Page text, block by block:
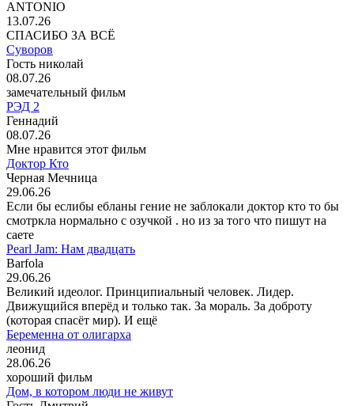
ANTONIO
13.07.26
СПАСИБО ЗА ВСЁ
Суворов
Гость николай
08.07.26
замечательный фильм
РЭД 2
Геннадий
08.07.26
Мне нравится этот фильм
Доктор Кто
Черная Мечница
29.06.26
Если бы еслибы ебланы гение не заблокали доктор кто то бы
смотркла нормально с озучкой . но из за того что пишут на
саете
Pearl Jam: Нам двадцать
Barfola
29.06.26
Великий идеолог. Принципиальный человек. Лидер.
Движущийся вперёд и только так. За мораль. За доброту
(которая спасёт мир). И ещё
Беременна от олигарха
леонид
28.06.26
хороший фильм
Дом, в котором люди не живут